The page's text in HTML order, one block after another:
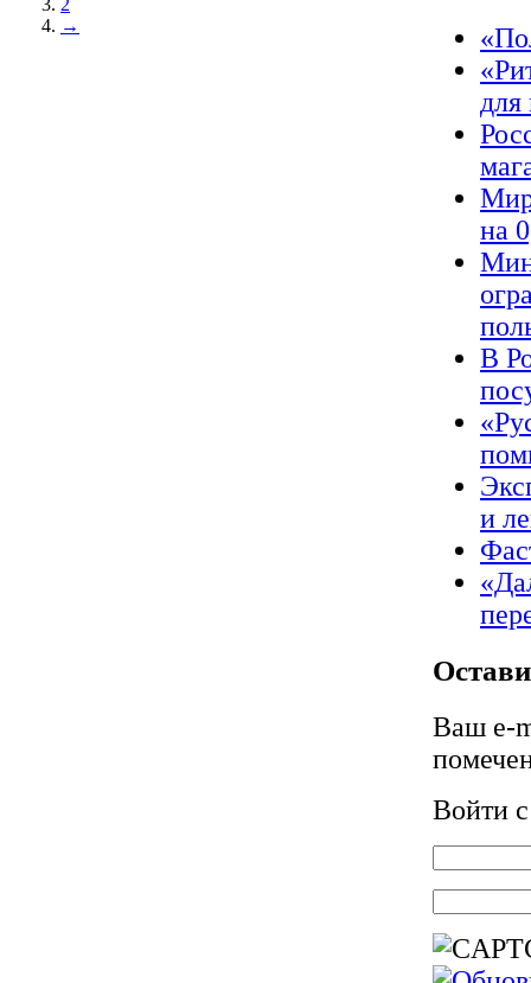
→
для
на
В
и
Ваш e-
Войти